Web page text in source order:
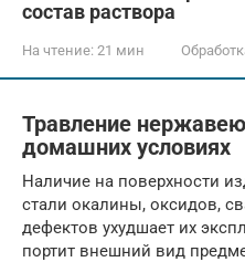
состав раствора
На чтение: 21 мин
Травление
домашних условиях
Наличие на поверхности
стали окалины, оксидов,
дефектов ухудшает их
портит внешний вид